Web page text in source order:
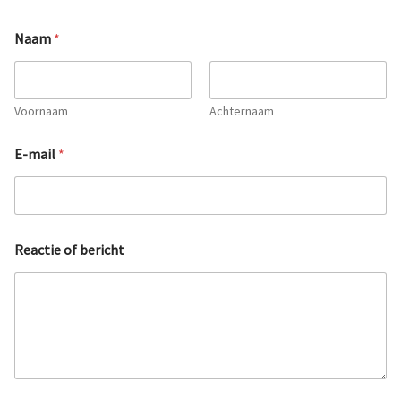
Naam *
Voornaam Achternaam
a
a
o
N
a
a
E-mail *
Reactie of bericht